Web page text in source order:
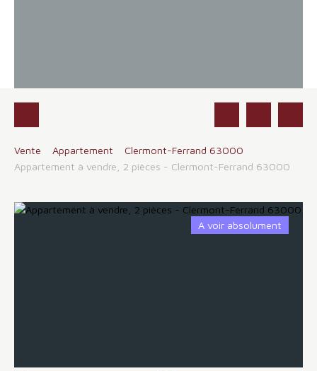
Vente Appartement
Clermont-Ferrand 63000
Appartement à vendre, 2 pièces - Clermont-Ferrand 63000
A voir absolument